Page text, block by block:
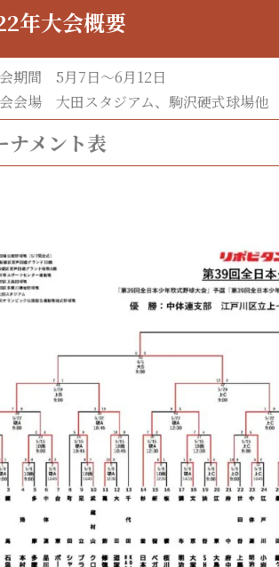
年大会概要
期間 5月7日～6月12日
会場 大田スタジアム、駒沢硬式球場他
ナメント表